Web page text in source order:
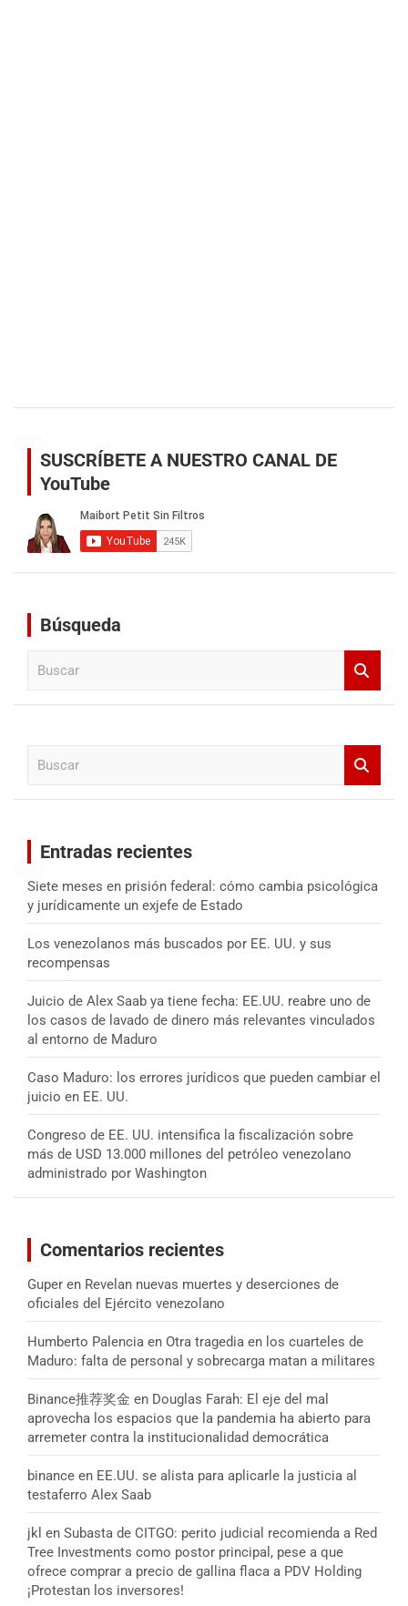
SUSCRÍBETE A NUESTRO CANAL DE
YouTube
Búsqueda
Entradas recientes
Siete meses en prisión federal: cómo cambia psicológica
y jurídicamente un exjefe de Estado
Los venezolanos más buscados por EE. UU. y sus
recompensas
Juicio de Alex Saab ya tiene fecha: EE.UU. reabre uno de
los casos de lavado de dinero más relevantes vinculados
al entorno de Maduro
Caso Maduro: los errores jurídicos que pueden cambiar el
juicio en EE. UU.
Congreso de EE. UU. intensifica la fiscalización sobre
más de USD 13.000 millones del petróleo venezolano
administrado por Washington
Comentarios recientes
Guper en Revelan nuevas muertes y deserciones de
oficiales del Ejército venezolano
Humberto Palencia en Otra tragedia en los cuarteles de
Maduro: falta de personal y sobrecarga matan a militares
Binance推荐奖金 en Douglas Farah: El eje del mal
aprovecha los espacios que la pandemia ha abierto para
arremeter contra la institucionalidad democrática
binance en EE.UU. se alista para aplicarle la justicia al
testaferro Alex Saab
jkl en Subasta de CITGO: perito judicial recomienda a Red
Tree Investments como postor principal, pese a que
ofrece comprar a precio de gallina flaca a PDV Holding
¡Protestan los inversores!